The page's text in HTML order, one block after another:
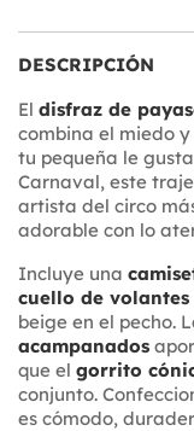
DESCRIPCIÓN
El disfraz de
combina el miedo
tu pequeña le
Carnaval, este
artista del circo
adorable con lo
Incluye una
cuello de
beige en el pecho.
acampanados
que el gorrito
conjunto.
es cómodo,